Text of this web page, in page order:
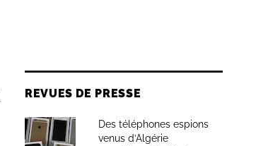
REVUES DE PRESSE
Des téléphones espions
venus d’Algérie